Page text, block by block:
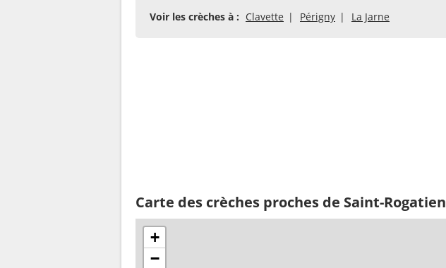
Voir les crèches à : Clavette Périgny La Jarne
Carte des crèches proches de Saint-Rogatien
+
−